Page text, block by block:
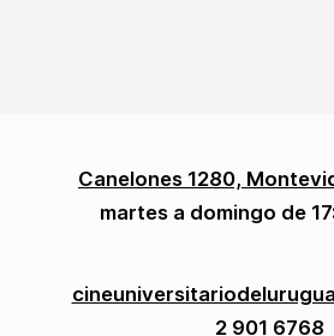
Canelones 1280,
martes a domingo de
2 901 6768